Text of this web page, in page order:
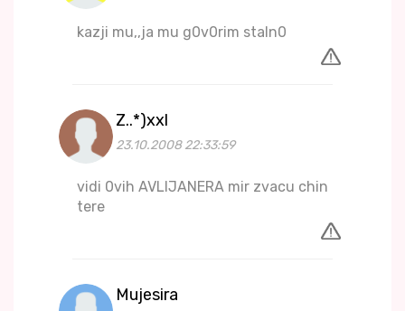
kazji mu,,ja mu g0v0rim staln0
Z..*)xxl
23.10.2008 22:33:59
vidi 0vih AVLIJANERA mir zvacu chin
tere
Mujesira